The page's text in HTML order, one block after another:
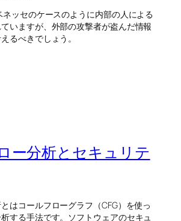
ッセのケースのように内部の人による
いますが、外部の攻撃者が盗んだ情報
るべきでしょう。
ー分析とセキュリテ
はコールフローグラフ（CFG）を使っ
する手法です。ソフトウェアのセキュ